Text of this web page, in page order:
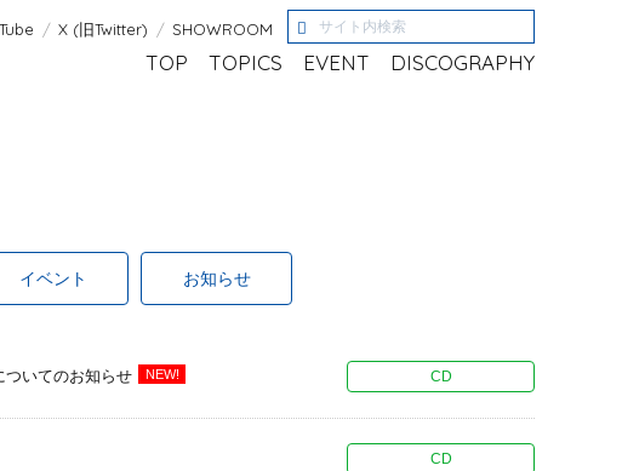
TOP TOPICS EVENT DISCOGRAPHY
X (旧Twitter) SHOWROOM
イベント お知らせ
いてのお知らせ NEW! CD
CD